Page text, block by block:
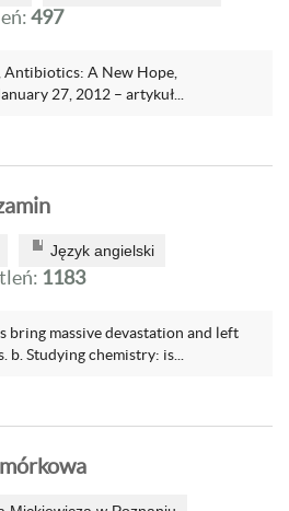
497
A New Hope,
27, 2012 – artykuł...
Język angielski
1183
bring massive devastation and left
Studying chemistry: is...